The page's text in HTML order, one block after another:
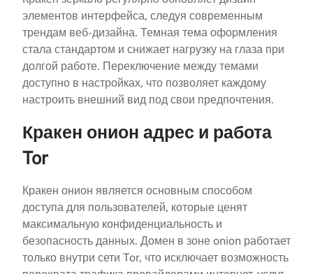
элементов интерфейса, следуя современным
трендам веб-дизайна. Темная тема оформления
стала стандартом и снижает нагрузку на глаза при
долгой работе. Переключение между темами
доступно в настройках, что позволяет каждому
настроить внешний вид под свои предпочтения.
Кракен онион адрес и работа
Tor
Кракен онион является основным способом
доступа для пользователей, которые ценят
максимальную конфиденциальность и
безопасность данных. Домен в зоне onion работает
только внутри сети Tor, что исключает возможность